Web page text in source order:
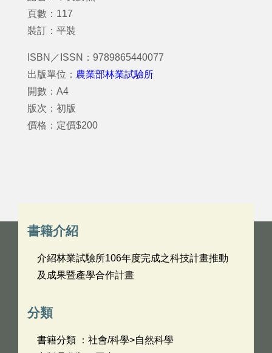
頁數：117
裝訂：平裝
ISBN／ISSN：9789865440077
出版單位： 農業部林業試驗所
開數：A4
版次：初版
價格：定價$200
書籍介紹
介紹林業試驗所106年度完成之科技計畫推動
及成果暨產學合作計畫
分類
書籍分類 ：社會/科學>自然科學